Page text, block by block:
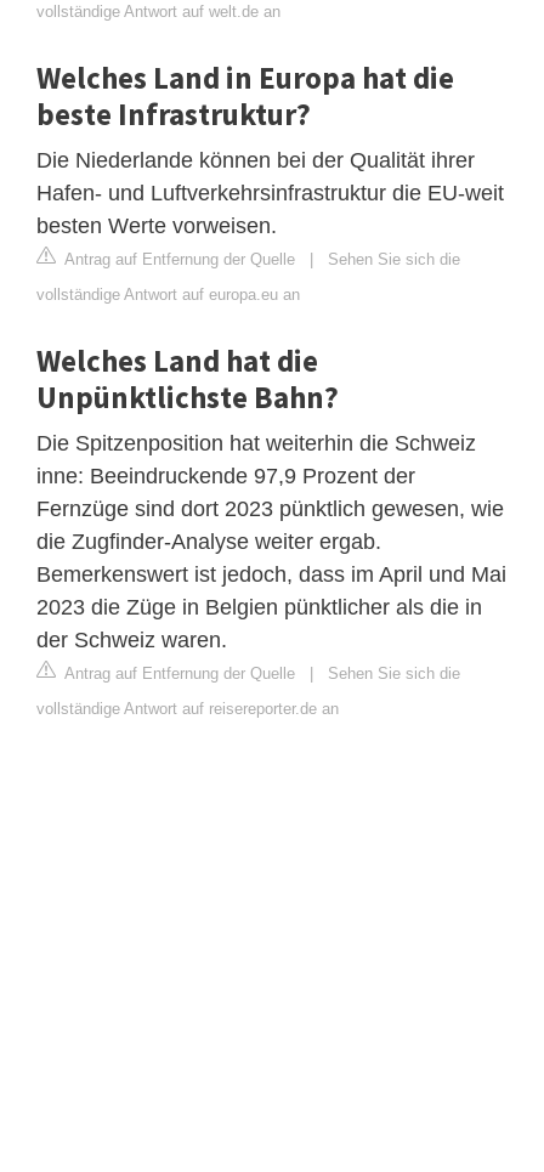
vollständige Antwort auf welt.de an
Welches Land in Europa hat die
beste Infrastruktur?
Die Niederlande können bei der Qualität ihrer
Hafen- und Luftverkehrsinfrastruktur die EU-weit
besten Werte vorweisen.
Antrag auf Entfernung der Quelle | Sehen Sie sich die
vollständige Antwort auf europa.eu an
Welches Land hat die
Unpünktlichste Bahn?
Die Spitzenposition hat weiterhin die Schweiz
inne: Beeindruckende 97,9 Prozent der
Fernzüge sind dort 2023 pünktlich gewesen, wie
die Zugfinder-Analyse weiter ergab.
Bemerkenswert ist jedoch, dass im April und Mai
2023 die Züge in Belgien pünktlicher als die in
der Schweiz waren.
Antrag auf Entfernung der Quelle | Sehen Sie sich die
vollständige Antwort auf reisereporter.de an